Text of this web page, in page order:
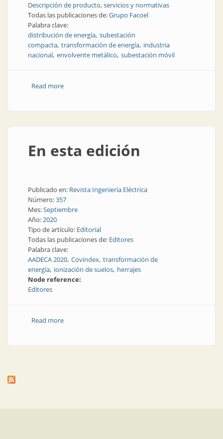
Descripción de producto, servicios y normativas
Todas las publicaciones de:Grupo Facoel
Palabra clave:
distribución de energía subestación
compacta transformación de energía industria
nacional envolvente metálico subestación móvil
Read moreabout Centros compactos: una solución eficiente y
En esta edición
Publicado en: Revista Ingeniería Eléctrica
Número:357
Mes:Septiembre
Año:2020
Tipo de artículo: Editorial
Todas las publicaciones de: Editores
Palabra clave:
AADECA 2020 Covindex transformación de
energía ionización de suelos herrajes
Node reference:
Editores
Read moreabout En esta edición